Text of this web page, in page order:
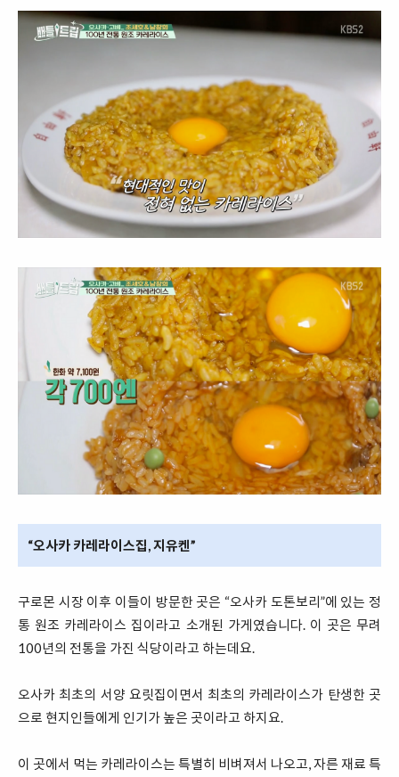
“오사카 카레라이스집, 지유켄”
구로몬 시장 이후 이들이 방문한 곳은 “오사카 도톤보리”에 있는 정
통 원조 카레라이스 집이라고 소개된 가게였습니다. 이 곳은 무려
100년의 전통을 가진 식당이라고 하는데요.
오사카 최초의 서양 요릿집이면서 최초의 카레라이스가 탄생한 곳
으로 현지인들에게 인기가 높은 곳이라고 하지요.
이 곳에서 먹는 카레라이스는 특별히 비벼져서 나오고, 자른 재료 특